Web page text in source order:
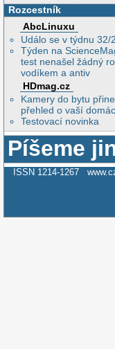
Rozcestník
AbcLinuxu
Událo se v týdnu 32/
Týden na
test nenašel žádný
vodíkem a antiv
HDmag.cz
Kamery do bytu
přehled o vaší
Testovací novinka
Píšeme
ISSN 1214-1267